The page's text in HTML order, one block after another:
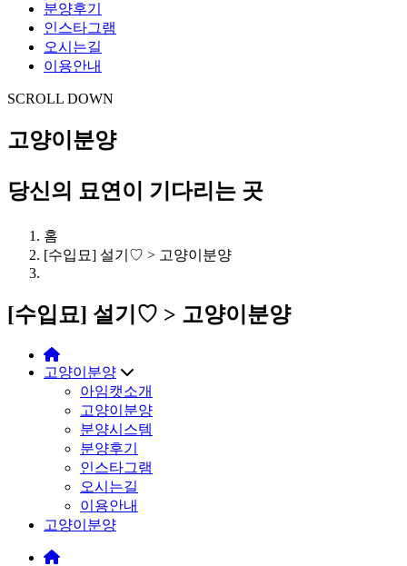
분양후기
인스타그램
오시는길
이용안내
SCROLL DOWN
고양이분양
당신의 묘연이 기다리는 곳
홈
[수입묘] 설기♡ > 고양이분양
[수입묘] 설기♡ > 고양이분양
고양이분양
아임캣소개
고양이분양
분양시스템
분양후기
인스타그램
오시는길
이용안내
고양이분양